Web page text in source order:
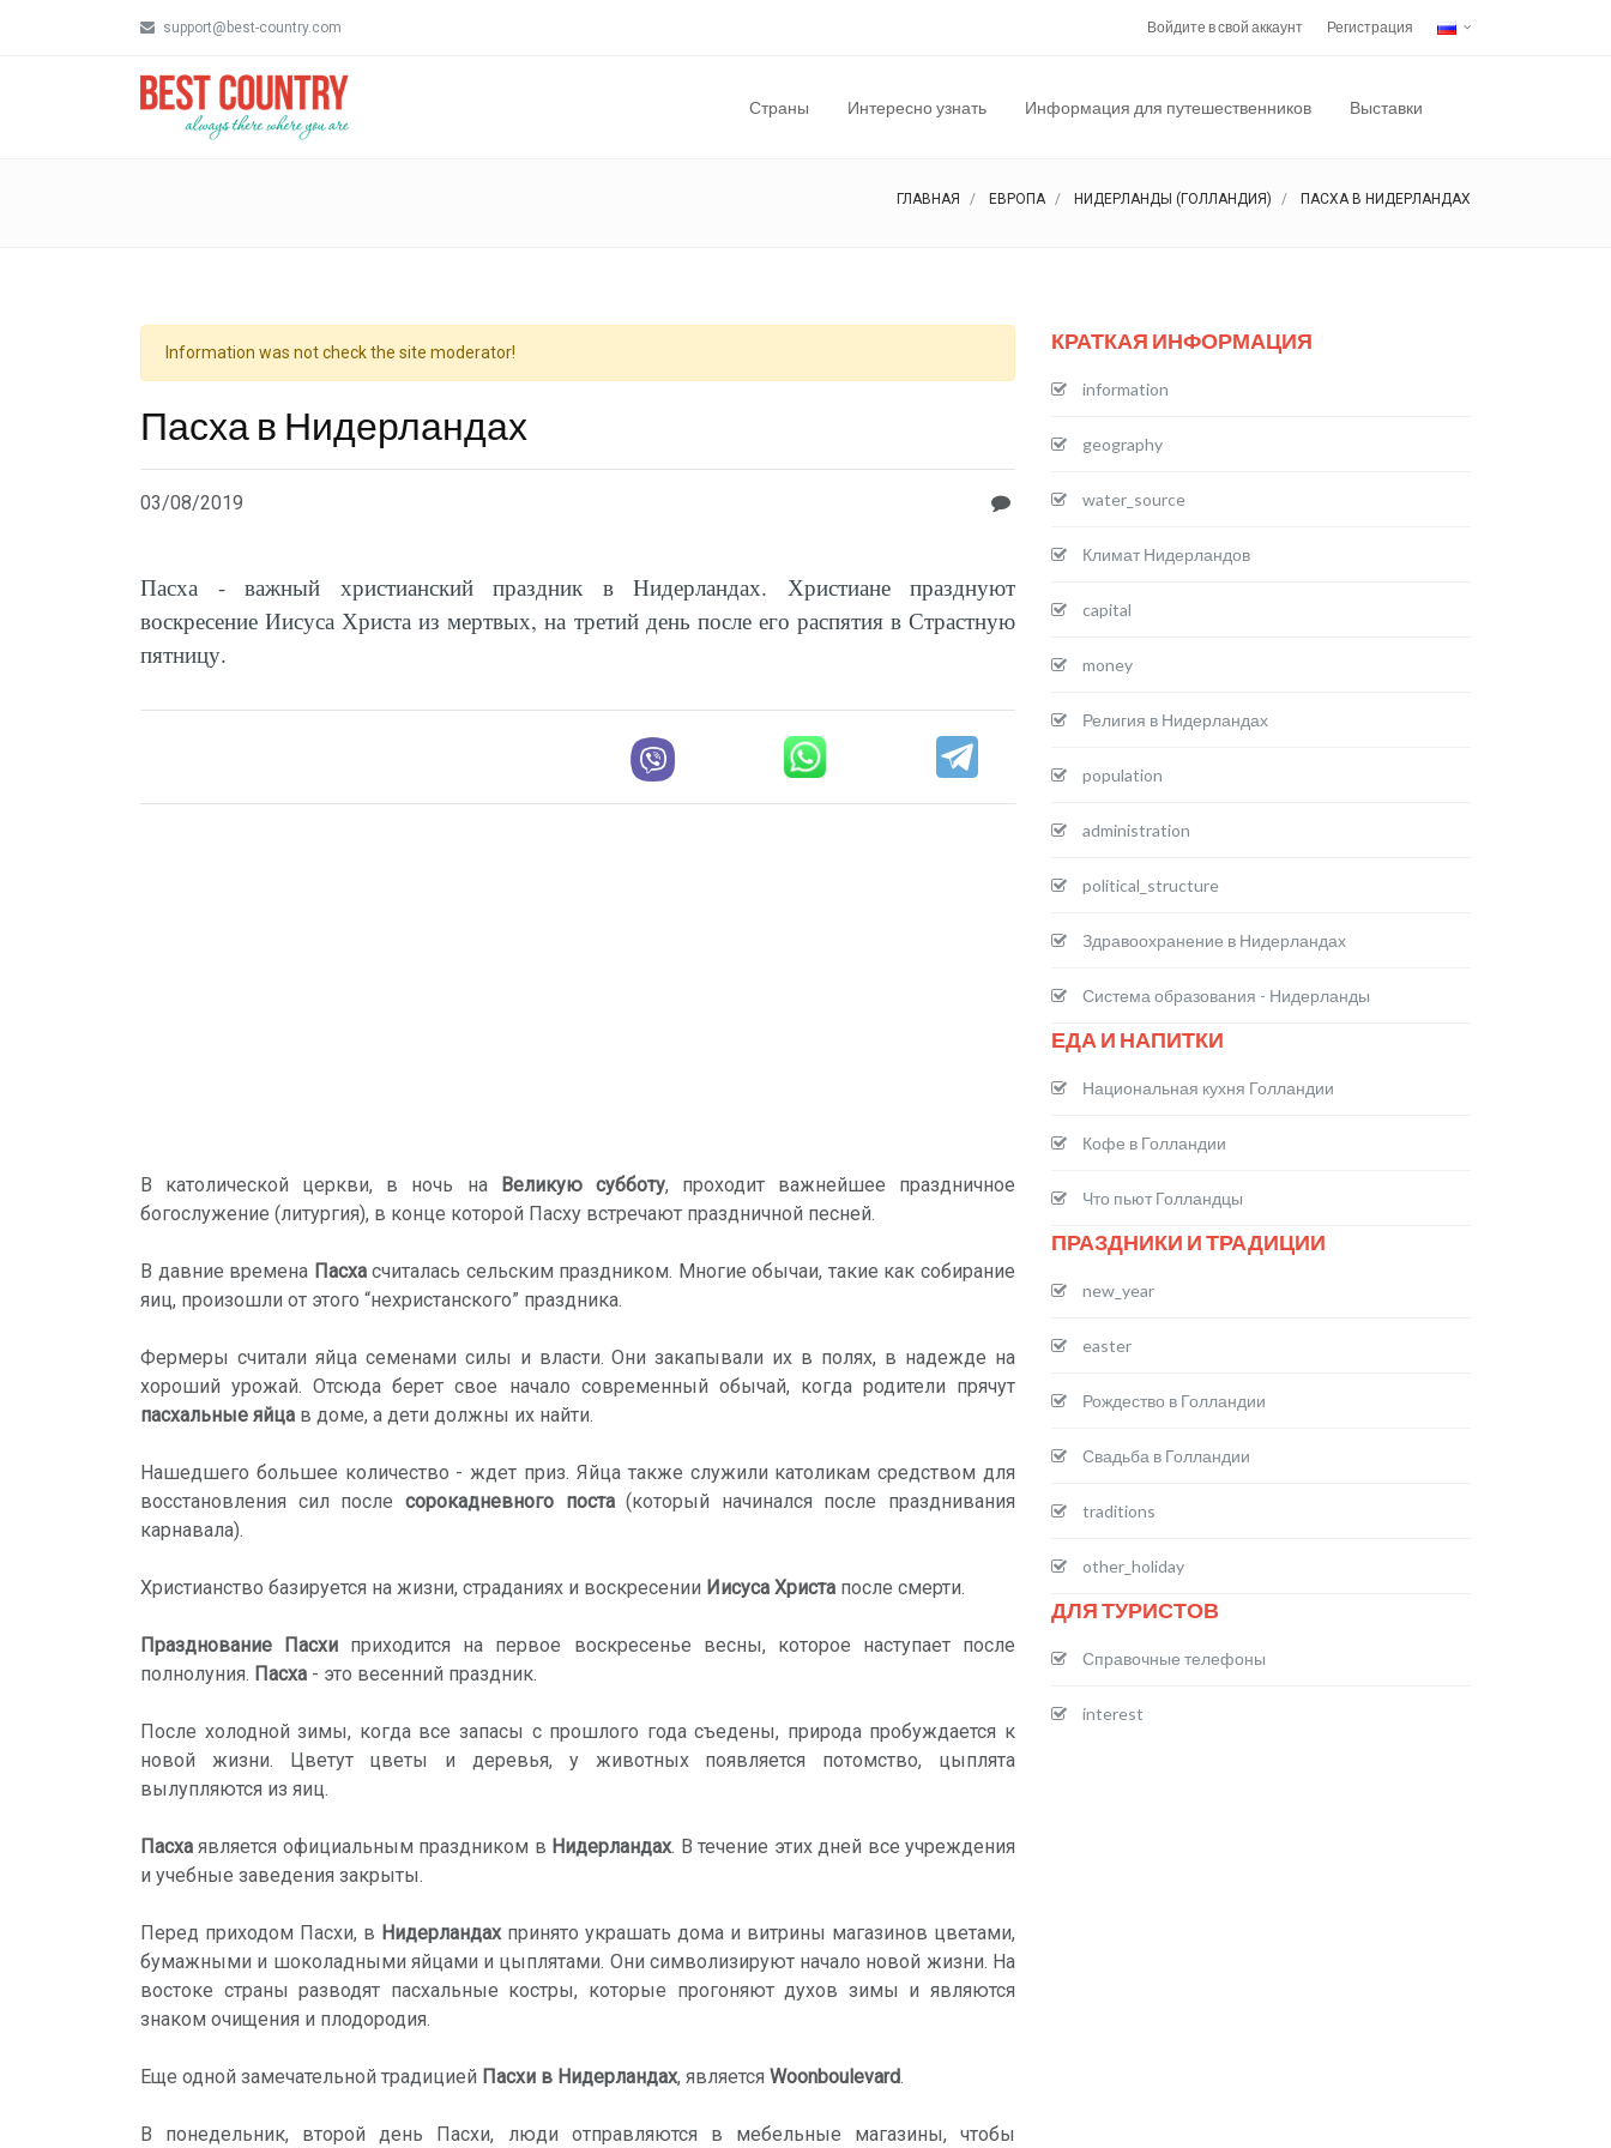
support@best-country.com Войдите в свой аккаунт Регистрация
Страны Интересно узнать Информация для путешественников Выставки
ГЛАВНАЯ ЕВРОПА НИДЕРЛАНДЫ (ГОЛЛАНДИЯ) ПАСХА В НИДЕРЛАНДАХ
Information was not check the site moderator!
Пасха в Нидерландах
03/08/2019
Пасха - важный христианский праздник в Нидерландах. Христиане празднуют
воскресение Иисуса Христа из мертвых, на третий день после его распятия в Страстную
пятницу.
В католической церкви, в ночь на Великую субботу, проходит важнейшее праздничное
богослужение (литургия), в конце которой Пасху встречают праздничной песней.
В давние времена Пасхасчиталась сельским праздником. Многие обычаи, такие как собирание
яиц, произошли от этого “нехристанского” праздника.
Фермеры считали яйца семенами силы и власти. Они закапывали их в полях, в надежде на
хороший урожай. Отсюда берет свое начало современный обычай, когда родители прячут
пасхальные яйца в доме, а дети должны их найти.
Нашедшего большее количество - ждет приз. Яйца также служили католикам средством для
восстановления сил после сорокадневного поста(который начинался после празднивания
карнавала).
Христианство базируется на жизни, страданиях и воскресении Иисуса Христа после смерти.
Празднование Пасхи приходится на первое воскресенье весны, которое наступает после
полнолуния. Пасха - это весенний праздник.
После холодной зимы, когда все запасы с прошлого года съедены, природа пробуждается к
новой жизни. Цветут цветы и деревья, у животных появляется потомство, цыплята
вылупляются из яиц.
Пасха является официальным праздником в Нидерландах. В течение этих дней все учреждения
и учебные заведения закрыты.
Перед приходом Пасхи, в Нидерландахпринято украшать дома и витрины магазинов цветами,
бумажными и шоколадными яйцами и цыплятами. Они символизируют начало новой жизни. На
востоке страны разводят пасхальные костры, которые прогоняют духов зимы и являются
знаком очищения и плодородия.
Еще одной замечательной традицией Пасхи в Нидерландах, является Woonboulevard.
В понедельник, второй день Пасхи, люди отправляются в мебельные магазины, чтобы
КРАТКАЯ ИНФОРМАЦИЯ
information
geography
water_source
Климат Нидерландов
capital
money
Религия в Нидерландах
population
administration
political_structure
Здравоохранение в Нидерландах
Система образования - Нидерланды
ЕДА И НАПИТКИ
Национальная кухня Голландии
Кофе в Голландии
Что пьют Голландцы
ПРАЗДНИКИ И ТРАДИЦИИ
new_year
easter
Рождество в Голландии
Свадьба в Голландии
traditions
other_holiday
ДЛЯ ТУРИСТОВ
Справочные телефоны
interest